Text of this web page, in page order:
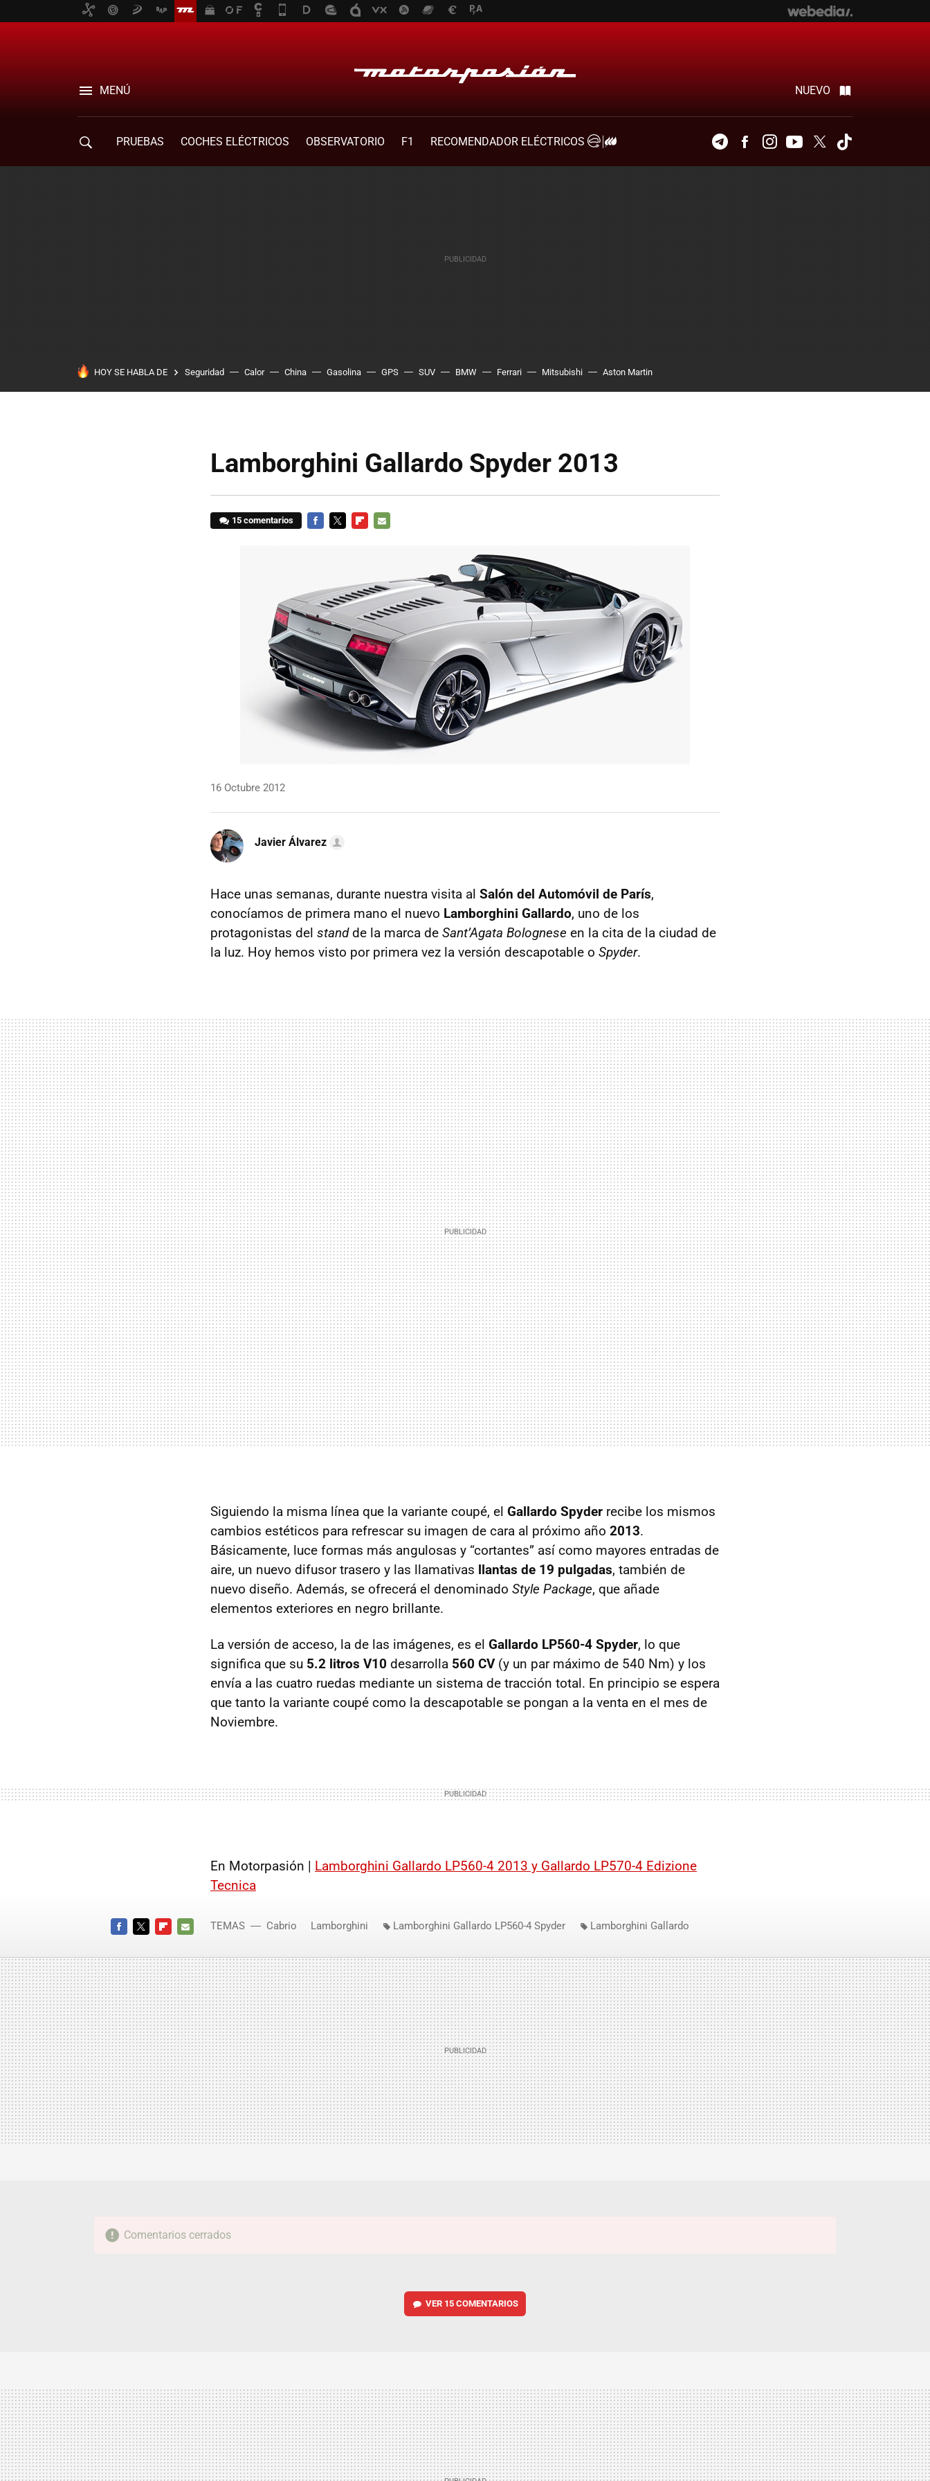
MENÚ NUEVO
PRUEBAS COCHES ELÉCTRICOS OBSERVATORIO F1
RECOMENDADOR ELÉCTRICOS
TelegramFacebookInstagramYoutubeTwitter
HOY SE HABLA DE Seguridad Calor China Gasolina GPS SUV BMW Ferrari Mitsubishi Aston Martin
Lamborghini Gallardo Spyder 2013
15 comentarios
16 Octubre 2012
Javier Álvarez
Hace unas semanas, durante nuestra visita al Salón del Automóvil de París,
conocíamos de primera mano el nuevo Lamborghini Gallardo, uno de los
protagonistas del standde la marca de Sant’Agata Bolognese en la cita de la ciudad de
la luz. Hoy hemos visto por primera vez la versión descapotable o Spyder.
Siguiendo la misma línea que la variante coupé, el Gallardo Spyder recibe los mismos
cambios estéticos para refrescar su imagen de cara al próximo año 2013.
Básicamente, luce formas más angulosas y “cortantes” así como mayores entradas de
aire, un nuevo difusor trasero y las llamativas llantas de 19 pulgadas, también de
nuevo diseño. Además, se ofrecerá el denominado Style Package, que añade
elementos exteriores en negro brillante.
La versión de acceso, la de las imágenes, es el Gallardo LP560-4 Spyder, lo que
significa que su 5.2 litros V10 desarrolla 560 CV(y un par máximo de 540 Nm) y los
envía a las cuatro ruedas mediante un sistema de tracción total. En principio se espera
que tanto la variante coupé como la descapotable se pongan a la venta en el mes de
Noviembre.
En Motorpasión | Lamborghini Gallardo LP560-4 2013 y Gallardo LP570-4 Edizione
Tecnica
MAIL
TEMAS Cabrio Lamborghini Lamborghini Gallardo LP560-4 Spyder Lamborghini Gallardo
Comentarios cerrados
VER 15 COMENTARIOS